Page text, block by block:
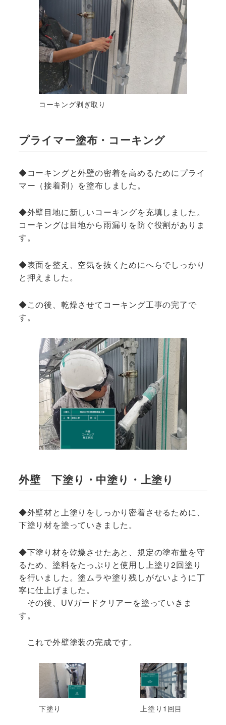
コーキング剥ぎ取り
プライマー塗布・コーキング
◆コーキングと外壁の密着を高めるためにプライ
マー（接着剤）を塗布しました。
◆外壁目地に新しいコーキングを充填しました。
コーキングは目地から雨漏りを防ぐ役割がありま
す。
◆表面を整え、空気を抜くためにへらでしっかり
と押えました。
◆この後、乾燥させてコーキング工事の完了で
す。
外壁 下塗り・中塗り・上塗り
◆外壁材と上塗りをしっかり密着させるために、
下塗り材を塗っていきました。
◆下塗り材を乾燥させたあと、規定の塗布量を守
るため、塗料をたっぷりと使用し上塗り2回塗り
を行いました。塗ムラや塗り残しがないように丁
寧に仕上げました。
その後、UVガードクリアーを塗っていきま
す。
これで外壁塗装の完成です。
下塗り 上塗り1回目